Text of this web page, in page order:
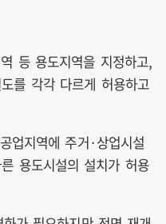
등 용도지역을 지정하고,
를 각각 다르게 허용하고
업지역에 주거·상업시설
용도시설의 설치가 허용